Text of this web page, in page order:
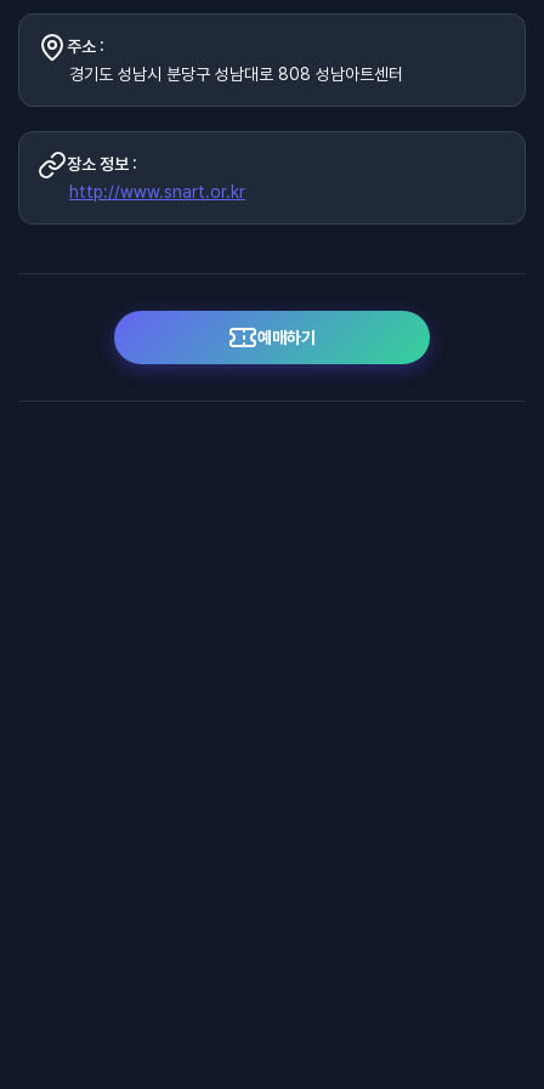
주소 :
경기도 성남시 분당구 성남대로 808 성남아트센터
장소 정보 :
http://www.snart.or.kr
예매하기